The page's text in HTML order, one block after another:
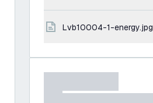
lvb10004-1-energy.jpg